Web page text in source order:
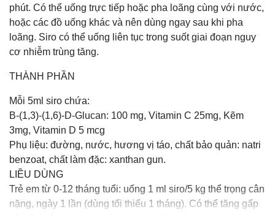
phút. Có thể uống trực tiếp hoặc pha loãng cùng với nước,
hoặc các đồ uống khác và nên dùng ngay sau khi pha
loãng. Siro có thể uống liên tục trong suốt giai đoạn nguy
cơ nhiễm trùng tăng.
THÀNH PHẦN
Mỗi 5ml siro chứa:
B-(1,3)-(1,6)-D-Glucan: 100 mg, Vitamin C 25mg, Kẽm
3mg, Vitamin D 5 mcg
Phụ liệu: đường, nước, hương vị táo, chất bảo quản: natri
benzoat, chất làm đặc: xanthan gun.
LIỀU DÙNG
Trẻ em từ 0-12 tháng tuổi: uống 1 ml siro/5 kg thể trọng cân
nặng, ngày 1 lần (dùng tối thiểu 1 tháng). Có thể tăng gấp